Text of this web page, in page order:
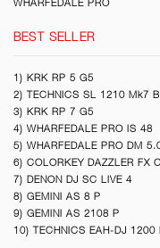
WHARFEDALE PRO
BEST SELLER
1) KRK RP 5 G5
2) TECHNICS SL 1210 Mk7
3) KRK RP 7 G5
4) WHARFEDALE PRO IS 48
5) WHARFEDALE PRO DM
6) COLORKEY DAZZLER FX
7) DENON DJ SC LIVE 4
8) GEMINI AS 8 P
9) GEMINI AS 2108 P
10) TECHNICS EAH-DJ 1200